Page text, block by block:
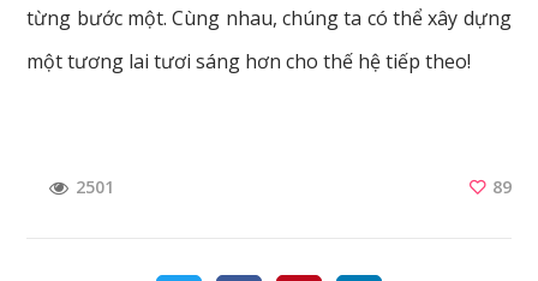
từng bước một. Cùng nhau, chúng ta có thể xây dựng
một tương lai tươi sáng hơn cho thế hệ tiếp theo!
2501 89